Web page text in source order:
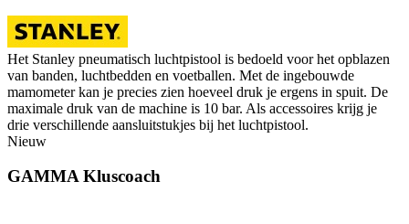
Het Stanley pneumatisch luchtpistool is bedoeld voor het opblazen
van banden, luchtbedden en voetballen. Met de ingebouwde
mamometer kan je precies zien hoeveel druk je ergens in spuit. De
maximale druk van de machine is 10 bar. Als accessoires krijg je
drie verschillende aansluitstukjes bij het luchtpistool.
Nieuw
GAMMA Kluscoach